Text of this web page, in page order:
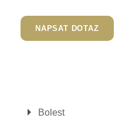
NAPSAT DOTAZ
Bolest